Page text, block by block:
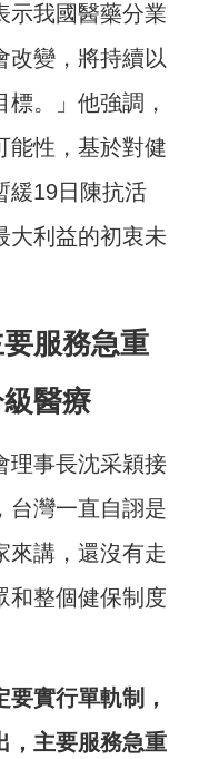
示我國醫藥分業
改變，將持續以
。」他強調，
能性，基於對健
緩19日陳抗活
大利益的初衷未
服務急重
醫療
理事長沈采穎接
台灣一直自詡是
來講，還沒有走
和整個健保制度
要實行單軌制，
，主要服務急重